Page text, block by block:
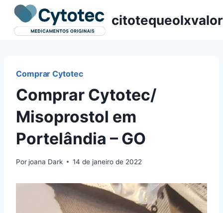
Pular
para
citotequeolxvalor
Comprar Cytotec
Comprar Cytotec/
Misoprostol em
Portelândia – GO
Por joana Dark 14 de janeiro de 2022